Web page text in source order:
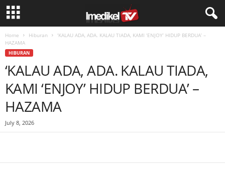
Home Hiburan
‘KALAU ADA, ADA. KALAU TIADA, KAMI ‘ENJOY’ HIDUP BERDUA’ –
HAZAMA
HIBURAN
‘KALAU ADA, ADA. KALAU TIADA,
KAMI ‘ENJOY’ HIDUP BERDUA’ –
HAZAMA
July 8, 2026